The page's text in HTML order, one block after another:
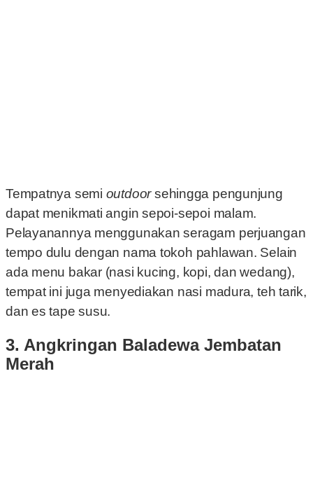
Tempatnya semi outdoorsehingga pengunjung
dapat menikmati angin sepoi-sepoi malam.
Pelayanannya menggunakan seragam perjuangan
tempo dulu dengan nama tokoh pahlawan. Selain
ada menu bakar (nasi kucing, kopi, dan wedang),
tempat ini juga menyediakan nasi madura, teh tarik,
dan es tape susu.
3. Angkringan Baladewa Jembatan
Merah